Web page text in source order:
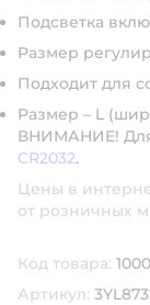
Подсветка
Размер
Подходит для
Размер – L
ВНИМАНИЕ!
CR2032.
Цены в
от розничных
Код товара:
Артикул: